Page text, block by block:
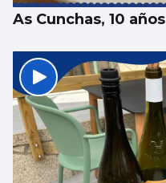
As Cunchas, 10